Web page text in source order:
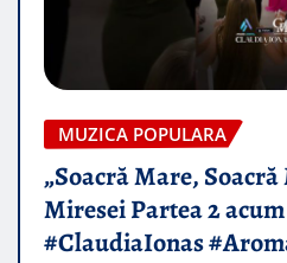
MUZICA POPULARA
„Soacră Mare,
Miresei Partea 2
#ClaudiaIonas